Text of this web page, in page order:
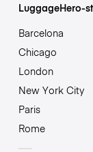
LuggageHero-
Barcelona
Chicago
London
New York City
Paris
Rome